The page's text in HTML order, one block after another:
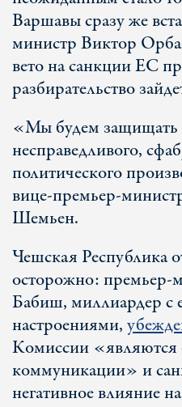
Варшавы сразу же
министр Виктор
вето на санкции ЕС
разбирательство
«Мы будем
несправедливого,
политического
вице-премьер-
Шемьен.
Чешская Республика
осторожно:
Бабиш, миллиардер с
настроениями,
Комиссии «являются
коммуникации» и
негативное влияние